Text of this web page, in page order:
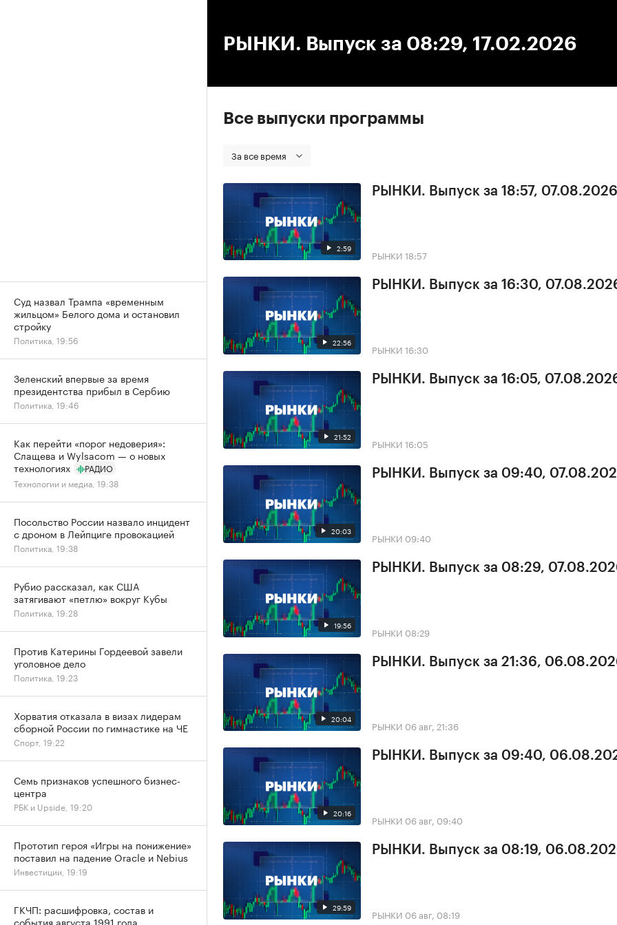
РЫНКИ. Выпуск за 08:29, 17.02.2026
Все выпуски программы
За все время
2:59
РЫНКИ. Выпуск за 18:57, 07.08.2026
РЫНКИ 18:57
22:56
РЫНКИ. Выпуск за 16:30,
РЫНКИ 16:30
21:52
РЫНКИ. Выпуск за 16:05,
РЫНКИ 16:05
20:03
РЫНКИ. Выпуск за 09:40,
РЫНКИ 09:40
19:56
РЫНКИ. Выпуск за 08:29,
РЫНКИ 08:29
20:04
РЫНКИ. Выпуск за 21:36,
РЫНКИ 06 авг, 21:36
20:16
РЫНКИ. Выпуск за 09:40,
РЫНКИ 06 авг, 09:40
29:59
РЫНКИ. Выпуск за 08:19,
РЫНКИ 06 авг, 08:19
Суд назвал Трампа «временным
жильцом» Белого дома и остановил
стройку
Политика, 19:56
Зеленский впервые за время
президентства прибыл в Сербию
Политика, 19:46
Как перейти «порог недоверия»:
Слащева и Wylsacom — о новых
технологиях
РАДИО
Технологии и медиа, 19:38
Посольство России назвало инцидент
с дроном в Лейпциге провокацией
Политика, 19:38
Рубио рассказал, как США
затягивают «петлю» вокруг Кубы
Политика, 19:28
Против Катерины Гордеевой завели
уголовное дело
Политика, 19:23
Хорватия отказала в визах лидерам
сборной России по гимнастике на ЧЕ
Спорт, 19:22
Семь признаков успешного бизнес-
центра
РБК и Upside, 19:20
Прототип героя «Игры на понижение»
поставил на падение Oracle и Nebius
Инвестиции, 19:19
ГКЧП: расшифровка, состав и
события августа 1991 года